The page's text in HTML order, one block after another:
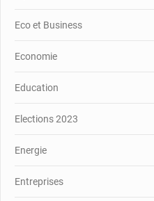
Eco et Business
Economie
Education
Elections 2023
Energie
Entreprises